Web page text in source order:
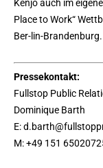
Kenjo auch im
Place to Work“
Ber-lin-Brandenburg.
Pressekontakt:
Fullstop Public
Dominique Barth
E:
M: +49 151